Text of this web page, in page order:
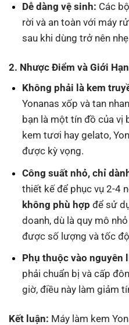
Dễ dàng vệ sinh: Các
rời và an toàn với máy
sau khi dùng trở nên
2. Nhược Điểm và Giới
Không phải là kem
Yonanas xốp và tan
bạn là một tín đồ của vị
kem tươi hay gelato,
được kỳ vọng.
Công suất nhỏ, chỉ
thiết kế để phục vụ 2-4
không phù hợp để sử
doanh, dù là quy mô
được số lượng và tốc
Phụ thuộc vào nguyên
phải chuẩn bị và cấp
giờ, điều này làm giảm
Kết luận: Máy làm kem